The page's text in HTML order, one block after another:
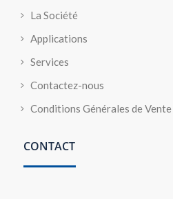
La Société
Applications
Services
Contactez-nous
Conditions Générales de Vente
CONTACT